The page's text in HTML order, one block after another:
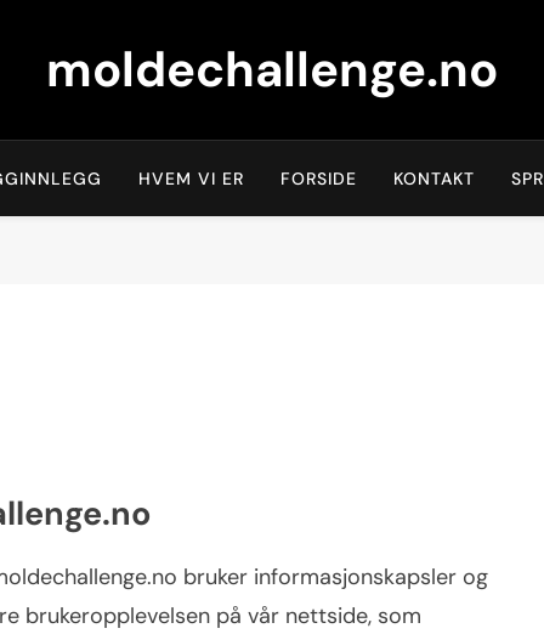
moldechallenge.no
HVEM VI ER FORSIDE KONTAKT
bruker informasjonskapsler og
brukeropplevelsen på vår nettside, som